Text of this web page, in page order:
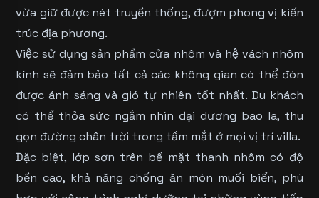
vừa giữ được nét truyền thống, đượm phong vị kiến
trúc địa phương.
Việc sử dụng sản phẩm cửa nhôm và hệ vách nhôm
kính sẽ đảm bảo tất cả các không gian có thể đón
được ánh sáng và gió tự nhiên tốt nhất. Du khách
có thể thỏa sức ngắm nhìn đại dương bao la, thu
gọn đường chân trời trong tầm mắt ở mọi vị trí villa.
Đặc biệt, lớp sơn trên bề mặt thanh nhôm có độ
bền cao, khả năng chống ăn mòn muối biển, phù